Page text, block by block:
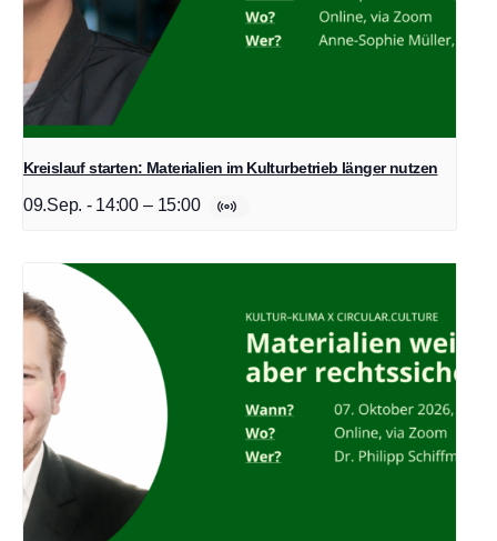
Kreislauf starten: Materialien im Kulturbetrieb länger nutzen
09.Sep. - 14:00 – 15:00